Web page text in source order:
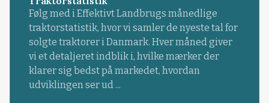
Følg med i Effektivt Landbrugs månedlige
traktorstatistik, hvor vi samler de nyeste tal for
solgte traktorer i Danmark. Hver måned giver
vi et detaljeret indblik i, hvilke mærker der
klarer sig bedst på markedet, hvordan
udviklingen ser ud ...